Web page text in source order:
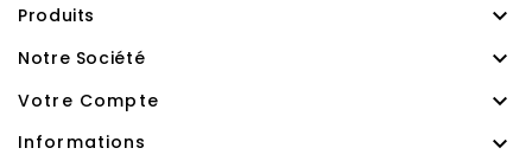
Produits 
Notre Société 
Votre Compte 
Informations 